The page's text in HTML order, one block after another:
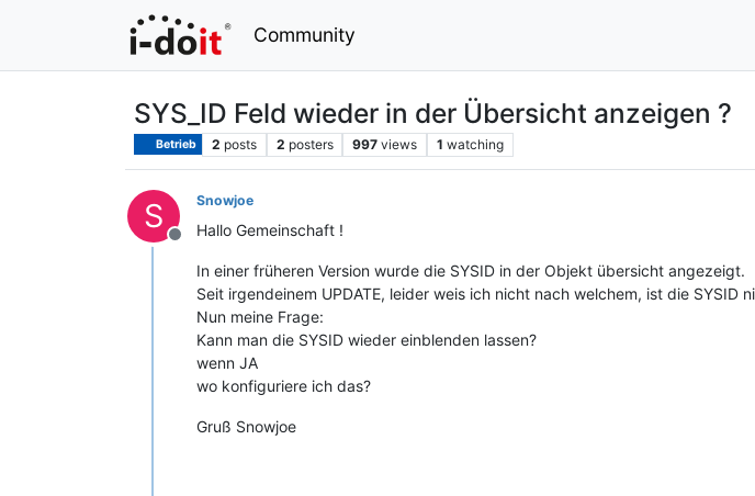
Community
SYS_ID Feld wieder in der Übersicht anzeigen ?
Betrieb 2 posts 2 posters 997 views 1 watching
S
Offline
Snowjoe
Hallo Gemeinschaft !
In einer früheren Version wurde die SYSID in der Objekt übersicht angezeigt.
Seit irgendeinem UPDATE, leider weis ich nicht nach welchem, ist die SYSID
Nun meine Frage:
Kann man die SYSID wieder einblenden lassen?
wenn JA
wo konfiguriere ich das?
Gruß Snowjoe